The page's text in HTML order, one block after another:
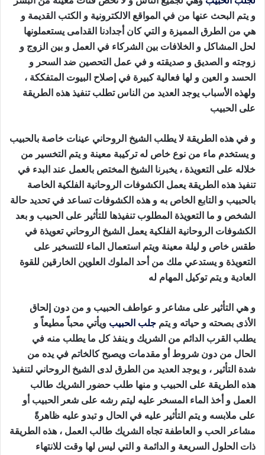
و يتم البحث عنها من في المواقع الالكترونية و الكتب القديمة و
هي من الطرق المميزة و التي كان أجدادنا القدامى يستعملونها
لحل المشاكل و الخلافات بين الشركاء في العمل و بين الزوج و
زوجته و الصديق و صديقته و في عمل التحصين ضد السحر و
الحسد و العين و لها فعالية كبيرة في إصلاح البيوت المتفككة ،
ولهذه الأسباب يوجد العديد من الناس تطلب تنفيذ هذه الطريقة
على الحبيب
و في هذه الطريقة لا يطلب الشيخ الروحاني عينات خاصة بالحبيب
و يستخدم ماء من نوع خاص له تركيبة معينة و يتم التخسير من
خلاله على التعويذة ، يخبرنا الشيخ المختص بالعمل عند البدء في
تنفيذ هذه الطريقة يعمل الكشوفات الروحانية الفلكية الخاصة
بالحبيب و التابع الخاص به و هذه الكشوفات تساعد في تحديد حالة
الشخص و ما التعويذة المطلوب تنفيذها للتأثير على الحبيب و بعد
الكشوفات الروحانية الفلكية يعمل الشيخ الروحاني تعويذة في
طقس خاص و ليلة معينة ويتم استعمال الماء للتسخير على
التعويذة و يستدعي ملك من أحد الملوك العلوين الخارقين للقوة
العادية و يتم توكيل المهام له
و هي التأثير على مشاعر و عواطف الحبيب و من دون إلحاق
الأذى بصحته و حياته و يتم جلب الحبيب ويأتي محباً مطيعاً و
يطلب القرب الدائم من الشريك و ينفذ كل ما يطلب منه في
الحال من دون شروط أو مقدمات ويصبح كالخاتم في يده من
شدة التأثير ، و يوجد العديد من الطرق لدى الشيخ الروحاني لتنفيذ
هذه الطريقة على الحبيب و منها طلب حضور الشريك طالب
العمل و أخذ الماء المسخر عليه ليتم رشه على شعر الحبيب أو
على ملابسه و يتم التأثير عليه في الحال و تبدو عليه ظاهرةً
مشاعر الحب و العاطفة تجاه الشريك طالب العمل ، هذه الطريقة
ذات الحلول السريعة و الدائمة و التي ليس لها وقت للانتهاء